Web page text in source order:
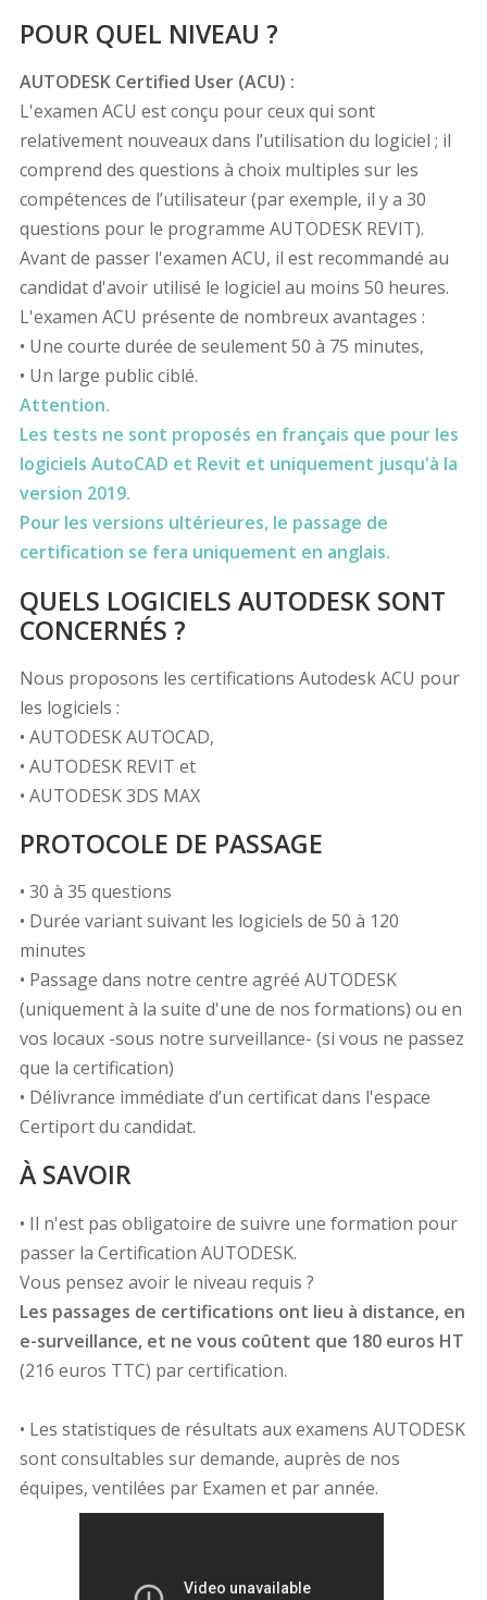
POUR QUEL NIVEAU ?
AUTODESK Certified User (ACU) :
L'examen ACU est conçu pour ceux qui sont
relativement nouveaux dans l’utilisation du logiciel ; il
comprend des questions à choix multiples sur les
compétences de l’utilisateur (par exemple, il y a 30
questions pour le programme AUTODESK REVIT).
Avant de passer l'examen ACU, il est recommandé au
candidat d'avoir utilisé le logiciel au moins 50 heures.
L'examen ACU présente de nombreux avantages :
• Une courte durée de seulement 50 à 75 minutes,
• Un large public ciblé.
Attention.
Les tests ne sont proposés en français que pour les
logiciels AutoCAD et Revit et uniquement jusqu'à la
version 2019.
Pour les versions ultérieures, le passage de
certification se fera uniquement en anglais.
QUELS LOGICIELS AUTODESK SONT
CONCERNÉS ?
Nous proposons les certifications Autodesk ACU pour
les logiciels :
• AUTODESK AUTOCAD,
• AUTODESK REVIT et
• AUTODESK 3DS MAX
PROTOCOLE DE PASSAGE
• 30 à 35 questions
• Durée variant suivant les logiciels de 50 à 120
minutes
• Passage dans notre centre agréé AUTODESK
(uniquement à la suite d'une de nos formations) ou en
vos locaux -sous notre surveillance- (si vous ne passez
que la certification)
• Délivrance immédiate d’un certificat dans l'espace
Certiport du candidat.
À SAVOIR
• Il n'est pas obligatoire de suivre une formation pour
passer la Certification AUTODESK.
Vous pensez avoir le niveau requis ?
Les passages de certifications ont lieu à distance, en
e-surveillance, et ne vous coûtent que 180 euros HT
(216 euros TTC) par certification.
• Les statistiques de résultats aux examens AUTODESK
sont consultables sur demande, auprès de nos
équipes, ventilées par Examen et par année.